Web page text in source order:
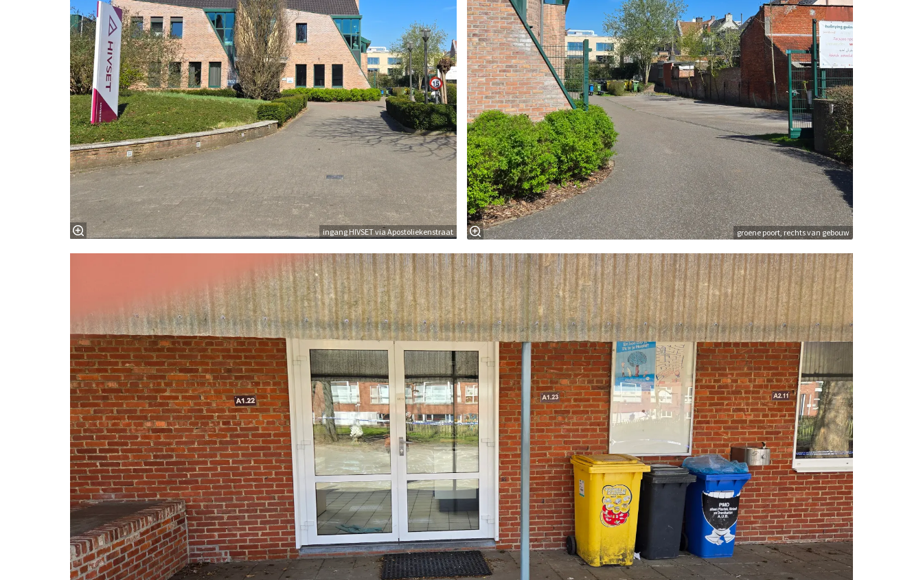
ingang HIVSET via Apostoliekenstraat groene poort, rechts van gebouw